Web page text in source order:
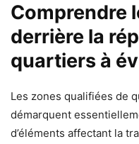
Comprendre
derrière la
quartiers à
Les zones qualifiées de
démarquent
d’éléments affectant la